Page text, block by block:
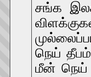
சங்க
நெய்
மீன் நெய்